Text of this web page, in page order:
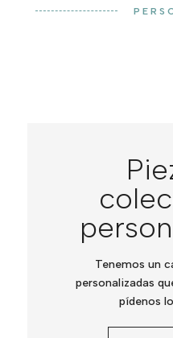
Tenemos un
personalizadas
pídenos